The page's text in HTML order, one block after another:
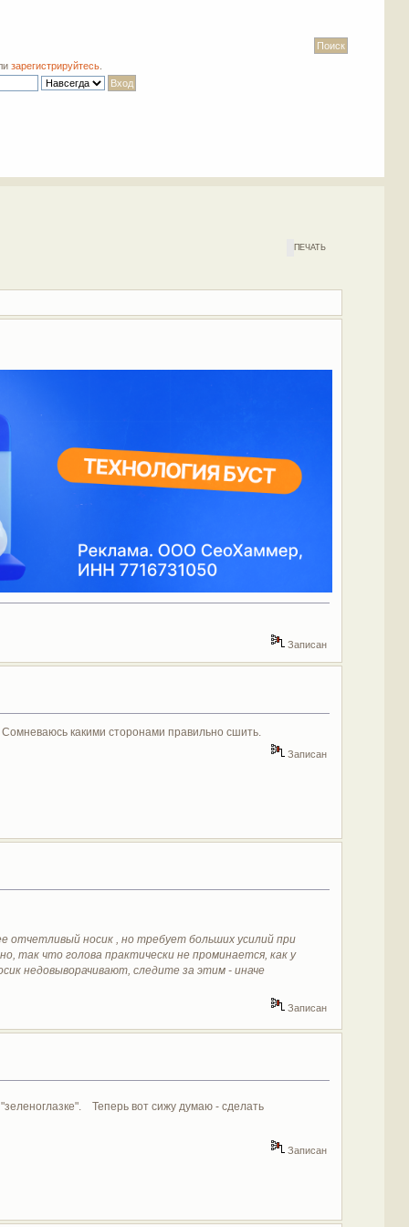
зарегистрируйтесь
ПЕЧАТЬ
Записан
какими сторонами правильно сшить.
Записан
отчетливый носик , но требует больших усилий при
так что голова практически не проминается, как у
недовыворачивают, следите за этим - иначе
Записан
Теперь вот сижу думаю - сделать
Записан